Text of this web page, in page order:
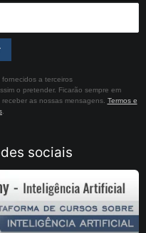
a terceiros
o pretender. Ficarão sempre em
as nossas mensagens. Termos e
sociais